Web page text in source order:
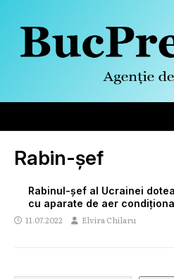
Rabin-șef
Rabinul-șef al Ucrainei
cu aparate de aer
11.07.2022 Elvira Chilaru